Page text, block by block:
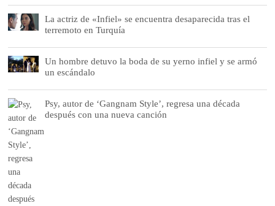
La actriz de «Infiel» se encuentra desaparecida tras el
terremoto en Turquía
Un hombre detuvo la boda de su yerno infiel y se armó
un escándalo
Psy, autor de ‘Gangnam Style’, regresa una década
después con una nueva canción